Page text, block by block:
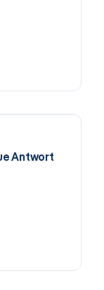
Antwort